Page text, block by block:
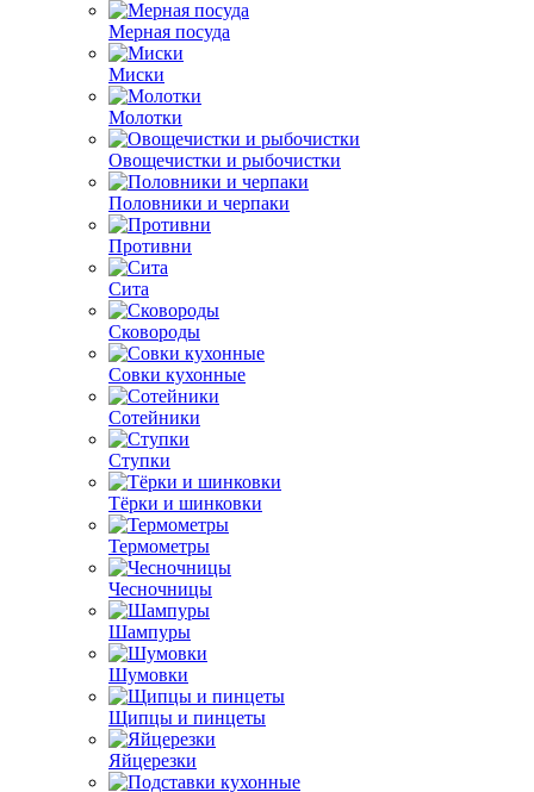
Мерная посуда
Миски
Молотки
Овощечистки и рыбочистки
Половники и черпаки
Противни
Сита
Сковороды
Совки кухонные
Сотейники
Ступки
Тёрки и шинковки
Термометры
Чесночницы
Шампуры
Шумовки
Щипцы и пинцеты
Яйцерезки